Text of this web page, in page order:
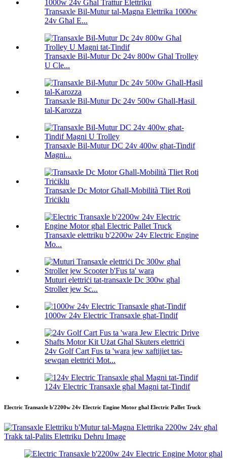
Transaxle Bil-Mutur tal-Magna Elettrika 1000w
24v Għal E...
Transaxle Bil-Mutur Dc 24v 800w Għal Trolley
U Cle...
Transaxle Bil-Mutur Dc 24v 500w Għall-Ħasil ​​
tal-Karozza
Transaxle Bil-Mutur DC 24v 400w għat-Tindif
Magni...
Transaxle Dc Motor Għall-Mobilità Tliet Roti
Triċiklu
Transaxle elettriku b'2200w 24v Electric Engine
Mo...
Muturi elettriċi tat-transaxle Dc 300w għal
Stroller jew Sc...
1000w 24v Electric Transaxle għat-Tindif
24v Golf Cart Fus ta 'wara jew xaftijiet tas-
sewqan elettriċi Mot...
124v Electric Transaxle għal Magni tat-Tindif
Electric Transaxle b'2200w 24v Electric Engine Motor għal Electric Pallet Truck